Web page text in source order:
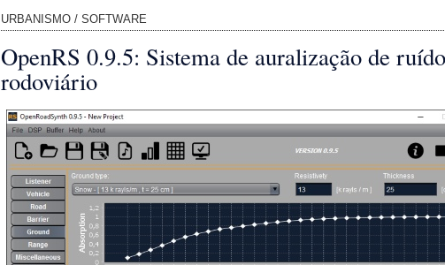
URBANISMO / SOFTWARE
OpenRS 0.9.5: Sistema de auralização de ruído
rodoviário